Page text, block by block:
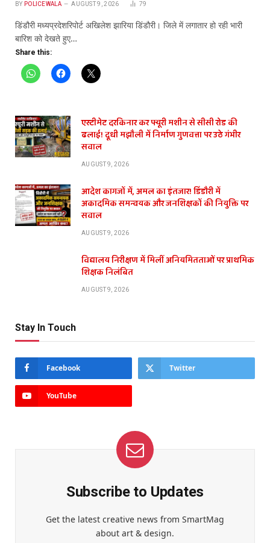
BY POLICEWALA AUGUST 9, 2026 79
डिंडौरी मध्यप्रदेशरिपोर्ट अखिलेश झारिया डिंडौरी। जिले में लगातार हो रही भारी
बारिश को देखते हुए…
Share this:
एस्टीमेट दरकिनार कर फ्यूरी मशीन से सीसी रोड की
ढलाई! दूधी मझौली में निर्माण गुणवत्ता पर उठे गंभीर
सवाल
AUGUST 9, 2026
आदेश कागजों में, अमल का इंतजार! डिंडौरी में
अकादमिक समन्वयक और जनशिक्षकों की नियुक्ति पर
सवाल
AUGUST 9, 2026
विद्यालय निरीक्षण में मिलीं अनियमितताओं पर प्राथमिक
शिक्षक निलंबित
AUGUST 9, 2026
Stay In Touch
Facebook Twitter
YouTube
Subscribe to Updates
Get the latest creative news from SmartMag
about art & design.